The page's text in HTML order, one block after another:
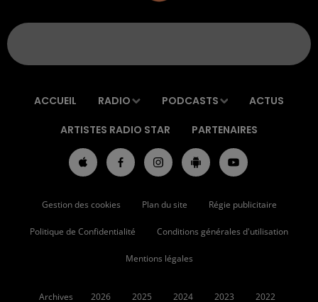
ACCUEIL RADIO PODCASTS ACTUS
ARTISTES RADIO STAR PARTENAIRES
Gestion des cookies Plan du site Régie publicitaire
Politique de Confidentialité Conditions générales d'utilisation
Mentions légales
Archives 2026 2025 2024 2023 2022